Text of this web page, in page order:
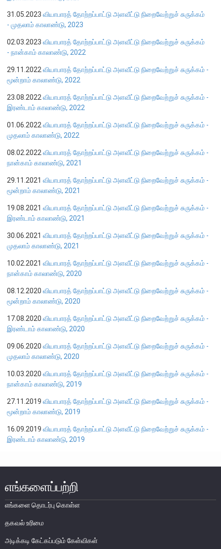
நிதியியல் முறைமை
நிதியியல் முறைமை உறுதிப்பாடு
பொதுநோக்கு
முக்கிய தொழிற்பாடுகள்
வங்கித்தொழில் துறை
முதனிலை வணிகர்கள்
அதிகாரம்பெற்ற பணத்தரகர்கள் ஒழுங்குவிதிகள்
நிலைபெறத்தக்க நிதி
தீர்மானம்
வைப்புக் காப்புறுதி
நிதியியல் வசதிக்குட்படுத்தல்
நிதியியல் சந்தைகள்
வங்கிகளுக்கிடையிலான அழைப்புப் பணச் சந்தை
வெளிநாட்டுச் செலாவணி உலகளாவிய குறியீட்டைப் பின்பற்றுதல்
அரச பிணையங்கள் சந்தை
கம்பனிப் படுகடன் பிணையங்கள் சந்தை
கொழும்பு பங்குப் பரிவர்த்தனை
நிதியியல் உட்கட்டமைப்பு
கொடுகடன் தகவல்
பிரமிட் திட்டங்கள்
நிதியியல் முறைமை உறுதிபாட்டுக் குழு
நிதியியல் முறைமை மேற்பார்வைச் குழு
Financial Stability Review
31.05.2023வியாபாரத் தோற்றப்பாட்டு அளவீட்டு நிறைவேற்றுச் சுருக்கம்
- முதலாம் காலாண்டு, 2023
02.03.2023வியாபாரத் தோற்றப்பாட்டு அளவீட்டு நிறைவேற்றுச் சுருக்கம்
- நான்காம் காலாண்டு, 2022
29.11.2022 வியாபாரத் தோற்றப்பாட்டு அளவீட்டு நிறைவேற்றுச் சுருக்கம் -
மூன்றாம் காலாண்டு, 2022
23.08.2022வியாபாரத் தோற்றப்பாட்டு அளவீட்டு நிறைவேற்றுச் சுருக்கம் -
இரண்டாம் காலாண்டு, 2022
01.06.2022வியாபாரத் தோற்றப்பாட்டு அளவீட்டு நிறைவேற்றுச் சுருக்கம் -
முதலாம் காலாண்டு, 2022
08.02.2022வியாபாரத் தோற்றப்பாட்டு அளவீட்டு நிறைவேற்றுச் சுருக்கம் -
நான்காம் காலாண்டு, 2021
29.11.2021வியாபாரத் தோற்றப்பாட்டு அளவீட்டு நிறைவேற்றுச் சுருக்கம் -
மூன்றாம் காலாண்டு, 2021
19.08.2021வியாபாரத் தோற்றப்பாட்டு அளவீட்டு நிறைவேற்றுச் சுருக்கம் -
இரண்டாம் காலாண்டு, 2021
30.06.2021வியாபாரத் தோற்றப்பாட்டு அளவீட்டு நிறைவேற்றுச் சுருக்கம் -
முதலாம் காலாண்டு, 2021
10.02.2021வியாபாரத் தோற்றப்பாட்டு அளவீட்டு நிறைவேற்றுச் சுருக்கம் -
நான்காம் காலாண்டு, 2020
08.12.2020வியாபாரத் தோற்றப்பாட்டு அளவீட்டு நிறைவேற்றுச் சுருக்கம் -
மூன்றாம் காலாண்டு, 2020
17.08.2020வியாபாரத் தோற்றப்பாட்டு அளவீட்டு நிறைவேற்றுச் சுருக்கம் -
இரண்டாம் காலாண்டு, 2020
09.06.2020வியாபாரத் தோற்றப்பாட்டு அளவீட்டு நிறைவேற்றுச் சுருக்கம் -
முதலாம் காலாண்டு, 2020
10.03.2020வியாபாரத் தோற்றப்பாட்டு அளவீட்டு நிறைவேற்றுச் சுருக்கம் -
நான்காம் காலாண்டு, 2019
27.11.2019வியாபாரத் தோற்றப்பாட்டு அளவீட்டு நிறைவேற்றுச் சுருக்கம் -
மூன்றாம் காலாண்டு, 2019
16.09.2019வியாபாரத் தோற்றப்பாட்டு அளவீட்டு நிறைவேற்றுச் சுருக்கம் -
இரண்டாம் காலாண்டு, 2019
எங்களைப்பற்றி
எங்களை தொடர்பு கொள்ள
தகவல் உரிமை
அடிக்கடி கேட்கப்படும் கேள்விகள்